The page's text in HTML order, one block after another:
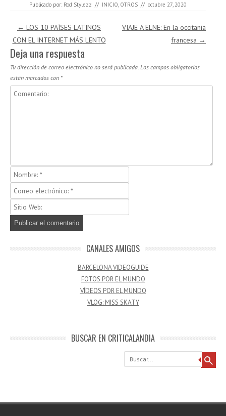
Publicado por: Rod Stylezz // INICIO OTROS // octubre 27, 2020
Navegación de entradas
← LOS 10 PAÍSES LATINOS
CON EL INTERNET MÁS LENTO
VIAJE A ELNE: En la occitania
francesa →
Deja una respuesta
Tu dirección de correo electrónico no será publicada. Los campos obligatorios
están marcados con *
CANALES AMIGOS
BARCELONA VIDEOGUIDE
FOTOS POR EL MUNDO
VÍDEOS POR EL MUNDO
VLOG: MISS SKATY
BUSCAR EN CRITICALANDIA
Buscar